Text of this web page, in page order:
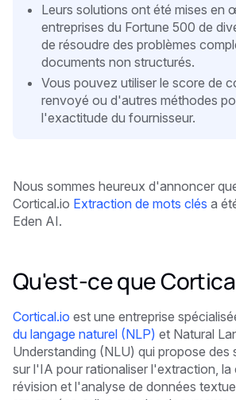
Leurs solutions ont été mises en
entreprises du Fortune 500 de
de résoudre des problèmes
documents non structurés.
Vous pouvez utiliser le score de
renvoyé ou d'autres méthodes
l'exactitude du fournisseur.
Nous sommes heureux d'annoncer
Cortical.io Extraction de mots clés a
Eden AI.
Qu'est-ce que
Cortical.io est une entreprise
du langage naturel (NLP) et Natural
Understanding (NLU) qui propose des
sur l'IA pour rationaliser l'extraction, la
révision et l'analyse de données